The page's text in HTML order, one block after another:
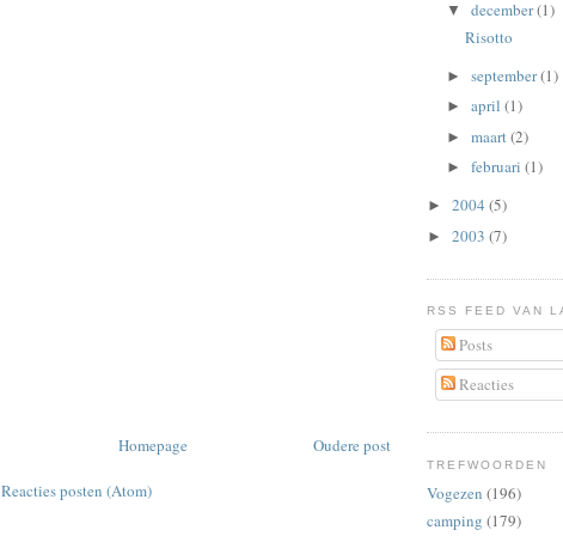
Oudere post
Homepage
Reacties posten (Atom)
▼ december(1)
Risotto
► september(1)
► april (1)
► maart(2)
► februari (1)
► 2004 (5)
► 2003 (7)
RSS FEED VAN
Posts
Reacties
TREFWOORDEN
Vogezen (196)
camping (179)